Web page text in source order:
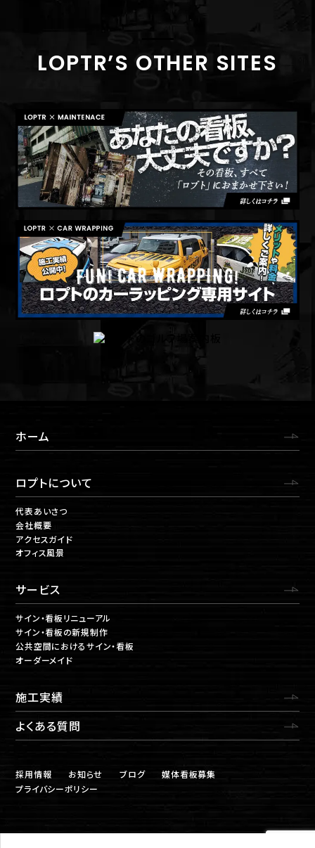
LOPTR’S OTHER SITES
ホーム
ロプトについて
代表あいさつ
会社概要
アクセスガイド
オフィス風景
サービス
サイン・看板リニューアル
サイン・看板の新規制作
公共空間におけるサイン・看板
オーダーメイド
施工実績
よくある質問
採用情報 お知らせ ブログ
媒体看板募集
プライバシーポリシー